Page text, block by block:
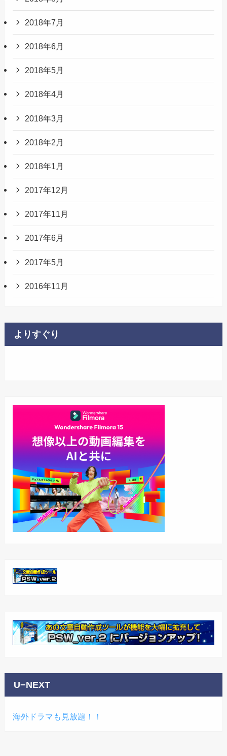
2018年7月
2018年6月
2018年5月
2018年4月
2018年3月
2018年2月
2018年1月
2017年12月
2017年11月
2017年6月
2017年5月
2016年11月
よりすぐり
U−NEXT
海外ドラマも見放題！！